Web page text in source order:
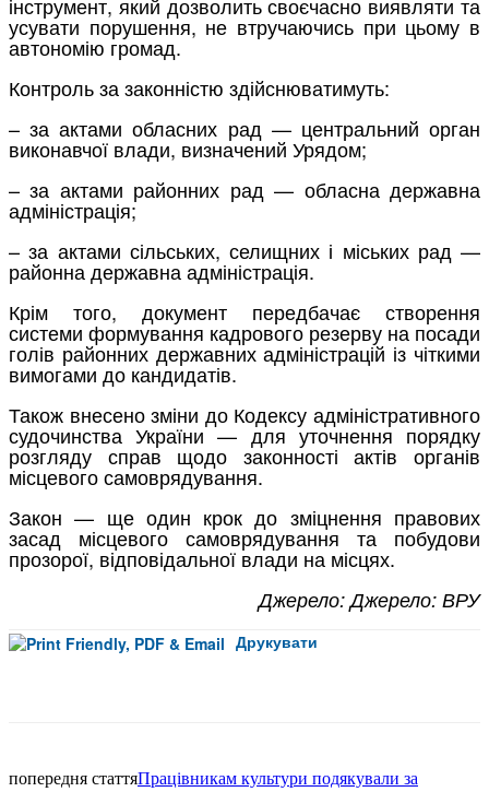
усувати порушення, не втручаючись при цьому в
автономію громад.
Контроль за законністю здійснюватимуть:
– за актами обласних рад — центральний орган
виконавчої влади, визначений Урядом;
– за актами районних рад — обласна державна
адміністрація;
– за актами сільських, селищних і міських рад —
районна державна адміністрація.
Крім того, документ передбачає створення
системи формування кадрового резерву на посади
голів районних державних адміністрацій із чіткими
вимогами до кандидатів.
Також внесено зміни до Кодексу адміністративного
судочинства України — для уточнення порядку
розгляду справ щодо законності актів органів
місцевого самоврядування.
Закон — ще один крок до зміцнення правових
засад місцевого самоврядування та побудови
прозорої, відповідальної влади на місцях.
Джерело:Джерело: ВРУ
Друкувати
попередня статтяПрацівникам культури подякували за